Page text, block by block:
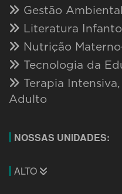
Gestão Ambiental
Literatura
Nutrição
Tecnologia da
Terapia
Adulto
NOSSAS UNIDADES:
ALTO